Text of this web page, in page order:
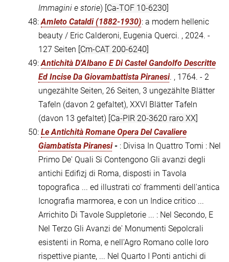
Immagini e storie) [Ca-TOF 10-6230]
48:Amleto Cataldi (1882-1930): a modern hellenic
beauty / Eric Calderoni, Eugenia Querci. , 2024. -
127 Seiten [Cm-CAT 200-6240]
49:Antichità D'Albano E Di Castel Gandolfo Descritte
Ed Incise Da Giovambattista Piranesi. , 1764. - 2
ungezählte Seiten, 26 Seiten, 3 ungezählte Blätter
Tafeln (davon 2 gefaltet), XXVI Blätter Tafeln
(davon 13 gefaltet) [Ca-PIR 20-3620 raro XX]
50: Le Antichità Romane Opera Del Cavaliere
Giambatista Piranesi- : Divisa In Quattro Tomi : Nel
Primo De' Quali Si Contengono Gli avanzi degli
antichi Edifizj di Roma, disposti in Tavola
topografica ... ed illustrati co' frammenti dell'antica
Icnografia marmorea, e con un Indice critico ...
Arrichito Di Tavole Suppletorie ... : Nel Secondo, E
Nel Terzo Gli Avanzi de' Monumenti Sepolcrali
esistenti in Roma, e nell'Agro Romano colle loro
rispettive piante, ... Nel Quarto I Ponti antichi di